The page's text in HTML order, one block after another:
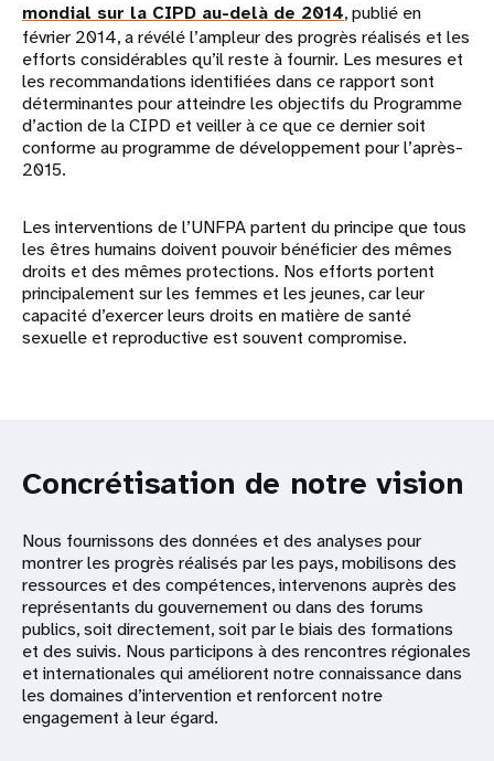
mondial sur la CIPD au-delà de 2014, publié en
février 2014, a révélé l’ampleur des progrès réalisés et les
efforts considérables qu’il reste à fournir. Les mesures et
les recommandations identifiées dans ce rapport sont
déterminantes pour atteindre les objectifs du Programme
d’action de la CIPD et veiller à ce que ce dernier soit
conforme au programme de développement pour l’après-
2015.
Les interventions de l’UNFPA partent du principe que tous
les êtres humains doivent pouvoir bénéficier des mêmes
droits et des mêmes protections. Nos efforts portent
principalement sur les femmes et les jeunes, car leur
capacité d’exercer leurs droits en matière de santé
sexuelle et reproductive est souvent compromise.
Concrétisation de notre vision
Nous fournissons des données et des analyses pour
montrer les progrès réalisés par les pays, mobilisons des
ressources et des compétences, intervenons auprès des
représentants du gouvernement ou dans des forums
publics, soit directement, soit par le biais des formations
et des suivis. Nous participons à des rencontres régionales
et internationales qui améliorent notre connaissance dans
les domaines d’intervention et renforcent notre
engagement à leur égard.